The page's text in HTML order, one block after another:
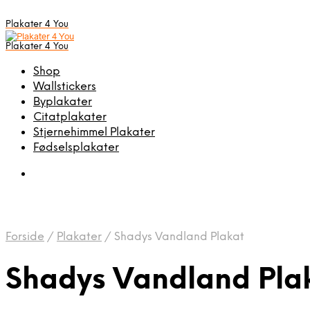
Plakater 4 You
Plakater 4 You
Shop
Wallstickers
Byplakater
Citatplakater
Stjernehimmel Plakater
Fødselsplakater
Forside / Plakater / Shadys Vandland Plakat
Shadys Vandland